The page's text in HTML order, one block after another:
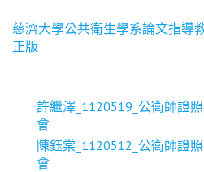
慈濟大學公共衛生學系論文指導
正版
許繼澤_1120519_公衛師證
會
陳鈺棠_1120512_公衛師證
會